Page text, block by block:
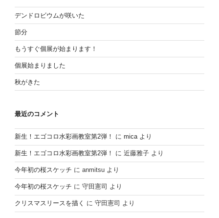
ン
デンドロビウムが咲いた
節分
もうすぐ個展が始まります！
個展始まりました
秋がきた
最近のコメント
新生！エゴコロ水彩画教室第2弾！ に micaより
新生！エゴコロ水彩画教室第2弾！ に 近藤雅子 より
今年初の桜スケッチ に anmitsu より
今年初の桜スケッチ に 守田憲司 より
クリスマスリースを描く に 守田憲司 より